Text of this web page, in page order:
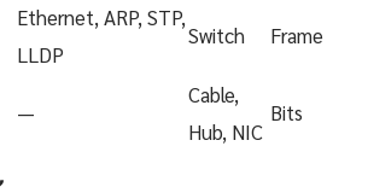
Ethernet, ARP, STP,
LLDP
Switch Frame
—
Cable,
Hub, NIC
Bits